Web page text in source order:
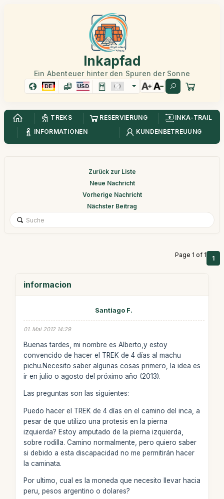
Inkapfad
Ein Abenteuer hinter den Spuren der Sonne
DE USD
TREKS RESERVIERUNG
INKA-TRAIL
INFORMATIONEN
KUNDENBETREUUNG
Zurück zur Liste
Neue Nachricht
Vorherige Nachricht
Nächster Beitrag
Page 1 of 1 1
informacion
Santiago F.
01. Mai 2012 14:29
Buenas tardes, mi nombre es Alberto,y estoy
convencido de hacer el TREK de 4 días al machu
pichu.Necesito saber algunas cosas primero, la idea es
ir en julio o agosto del próximo año (2013).
Las preguntas son las siguientes:
Puedo hacer el TREK de 4 días en el camino del inca, a
pesar de que utilizo una protesis en la pierna
izquierda? Estoy amputado de la pierna izquierda,
sobre rodilla. Camino normalmente, pero quiero saber
si debido a esta discapacidad no me permitirán hacer
la caminata.
Por ultimo, cual es la moneda que necesito llevar hacia
peru, pesos argentino o dolares?